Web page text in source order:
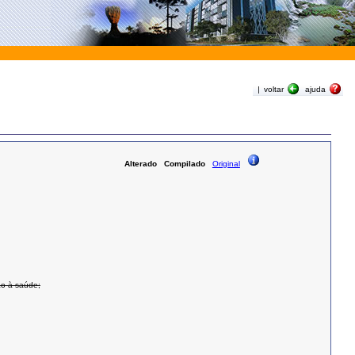
| voltar ajuda
Alterado Compilado Original
à saúde;